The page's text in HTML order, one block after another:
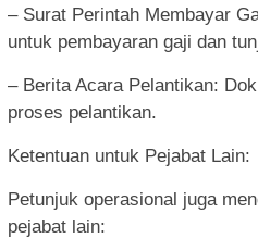
– Surat Perintah Membayar
untuk pembayaran gaji dan
– Berita Acara Pelantikan:
proses pelantikan.
Ketentuan untuk Pejabat Lain:
Petunjuk operasional juga
pejabat lain: